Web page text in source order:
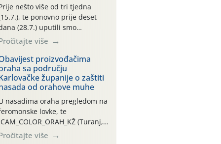
06.7.)! Na početku ovog
je zabilježeno je
i ekstremno vruće
razdoblje, uz
temperature […]
nešto više od tri tjedna
te ponovno prije deset
(28.7.) uputili smo
vlasnicima plantažnih
nasada oraha i pojedinačnih
o početku leta i
potrebi usmjerenog
orahove muhe
completa)! Već
dana traje drugi
“toplinski udar”, koji
naročito izražen zadnja šest
(31.7.-05.8.), jer najviše
zraka svakodnevno
više
proizvođačima
sa području
županije o zaštiti
od orahove muhe
nasadima oraha pregledom na
lovke, te
CAM_COLOR_ORAH_KŽ (Turanj,
zabilježena je mala
više